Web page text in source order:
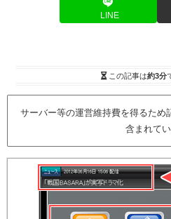
LINE
この記事は約3分
サーバー等の運営維持費を得るため
含まれて